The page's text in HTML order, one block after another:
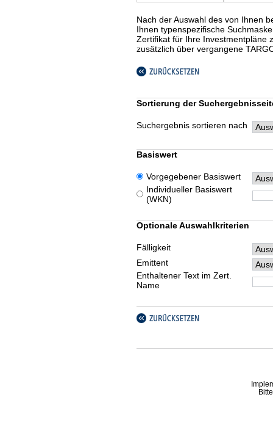
Nach der Auswahl des von Ihnen
Ihnen typenspezifische
Zertifikat für Ihre Investmentpläne
zusätzlich über vergangene
Sortierung der
Suchergebnis sortieren nach
Basiswert
Vorgegebener Basiswert
Individueller Basiswert
(WKN)
Optionale Auswahlkriterien
Fälligkeit
Emittent
Enthaltener Text im Zert.
Name